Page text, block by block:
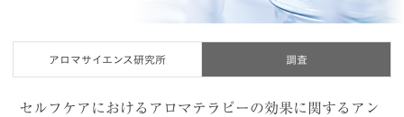
アロマサイエンス研究所 調査
セルフケアにおけるアロマテラピーの効果に関する アン